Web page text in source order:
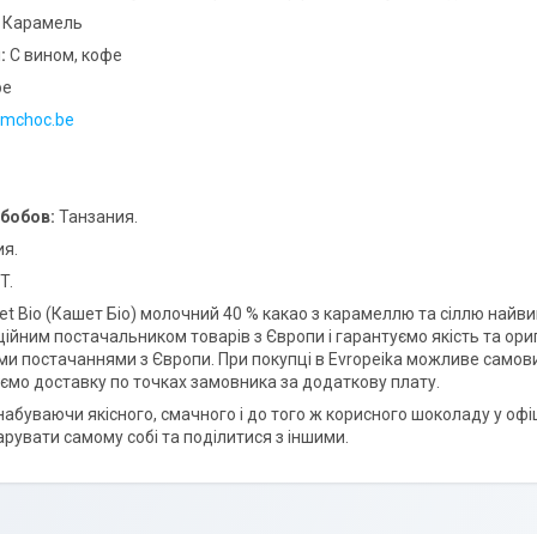
Карамель
С вином, кофе
Танзания.
Bio (Кашет Біо) молочний 40 % какао з карамеллю та сіллю
постачальником товарів з Європи і гарантуємо якість та
постачаннями з Європи. При покупці в Evropeika можливе
доставку по точках замовника за додаткову плату.
якісного, смачного і до того ж корисного шоколаду у
самому собі та поділитися з іншими.